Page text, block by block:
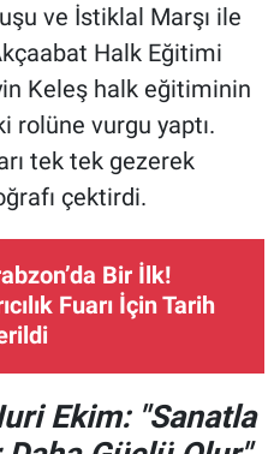
ve İstiklal Marşı ile
Halk Eğitimi
Keleş halk eğitiminin
rolüne vurgu yaptı.
tek tek gezerek
çektirdi.
Bir İlk!
Fuarı İçin Tarih
Ekim: "Sanatla